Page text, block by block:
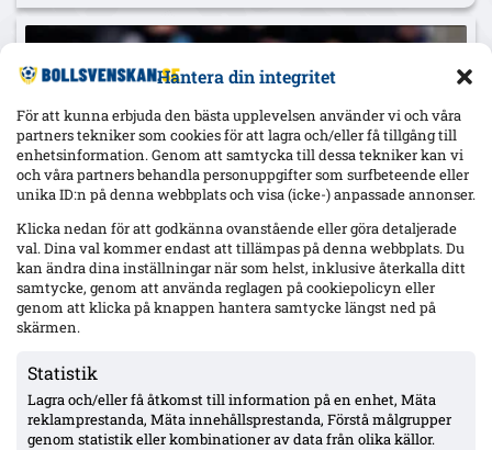
Hantera din integritet
För att kunna erbjuda den bästa upplevelsen använder vi och våra
partners tekniker som cookies för att lagra och/eller få tillgång till
enhetsinformation. Genom att samtycka till dessa tekniker kan vi
och våra partners behandla personuppgifter som surfbeteende eller
unika ID:n på denna webbplats och visa (icke-) anpassade annonser.
Klicka nedan för att godkänna ovanstående eller göra detaljerade
val. Dina val kommer endast att tillämpas på denna webbplats. Du
kan ändra dina inställningar när som helst, inklusive återkalla ditt
samtycke, genom att använda reglagen på cookiepolicyn eller
genom att klicka på knappen hantera samtycke längst ned på
skärmen.
Statistik
Lagra och/eller få åtkomst till information på en enhet, Mäta
reklamprestanda, Mäta innehållsprestanda, Förstå målgrupper
genom statistik eller kombinationer av data från olika källor.
Uppgifter: Jesper Ceesay nära Portsmouth – runt 11 mkr överenskommet,
Portsmouth och Antalyaspor uppges vara överens om cirka 11 mkr för
Jesper Ceesay. Personliga villkoren klara; betalningsplanen
fintrimmas och resa till England väntas inom ett dygn.